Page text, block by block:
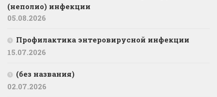
(неполио) инфекции
05.08.2026
Профилактика энтеровирусной инфекции
15.07.2026
(без названия)
02.07.2026